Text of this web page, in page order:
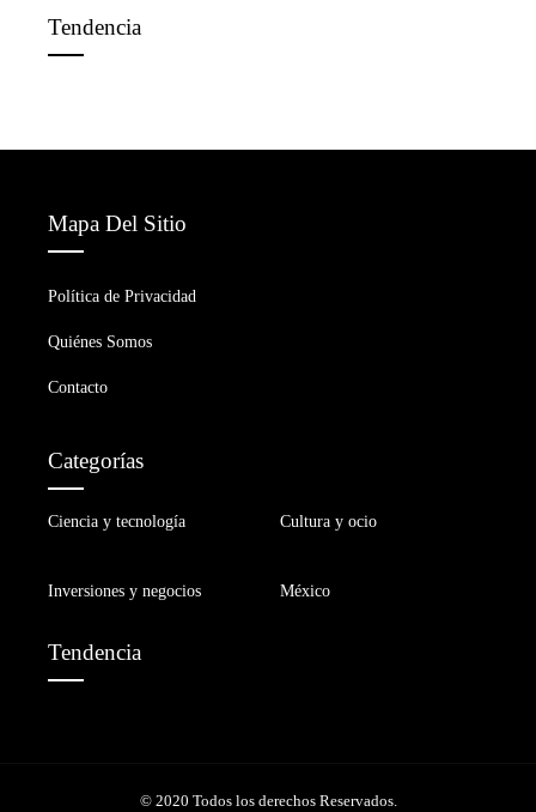
Tendencia
Mapa Del Sitio
Política de Privacidad
Quiénes Somos
Contacto
Categorías
Ciencia y tecnología Cultura y ocio
Inversiones y negocios México
Tendencia
© 2020 Todos los derechos Reservados.